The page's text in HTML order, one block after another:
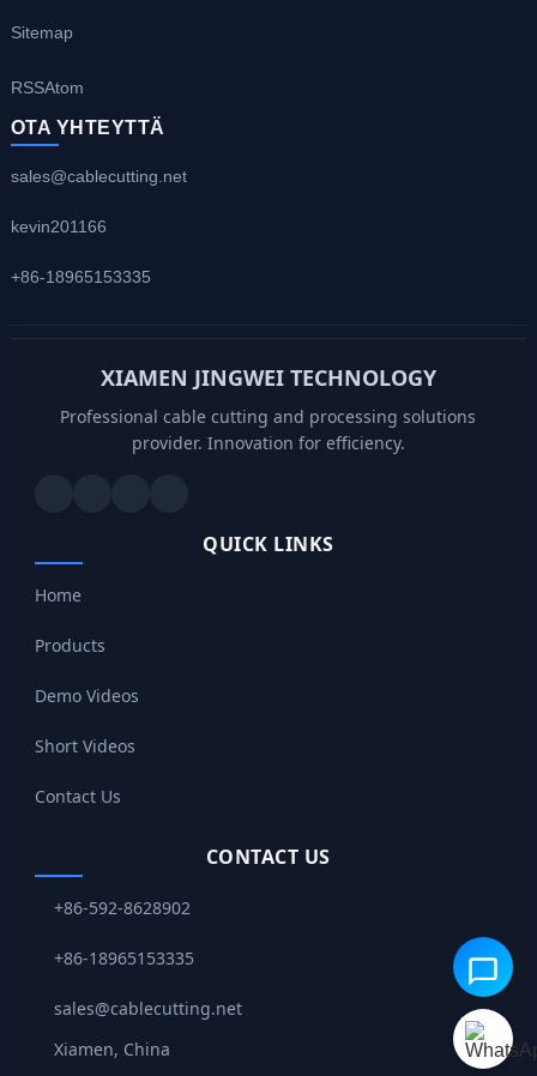
Sitemap
RSSAtom
OTA YHTEYTTÄ
sales@cablecutting.net
kevin201166
+86-18965153335
XIAMEN JINGWEI TECHNOLOGY
Professional cable cutting and processing solutions
provider. Innovation for efficiency.
QUICK LINKS
Home
Products
Demo Videos
Short Videos
Contact Us
CONTACT US
+86-592-8628902
+86-18965153335
sales@cablecutting.net
Xiamen, China